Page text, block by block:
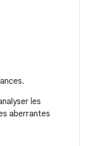
les
aberrantes